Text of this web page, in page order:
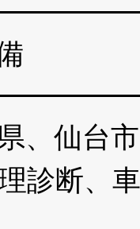
、仙台
診断、